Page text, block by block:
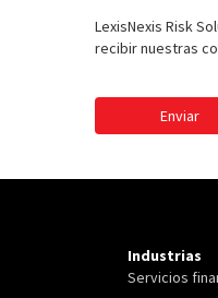
LexisNexis Risk
recibir nuestras
Enviar
Industrias
Servicios